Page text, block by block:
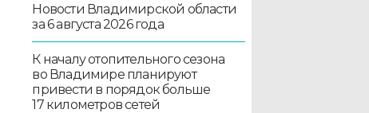
Новости Владимирской области
за 6 августа 2026 года
К началу отопительного сезона
во Владимире планируют
привести в порядок больше
17 километров сетей